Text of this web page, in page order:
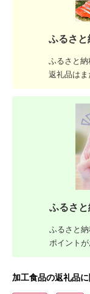
ふるさと
ふるさと
返礼品はま
ふるさと
ふるさと
ポイント
加工食品の返礼品